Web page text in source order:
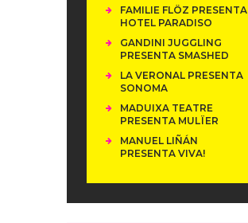
FAMILIE FLÖZ PRESENTA
HOTEL PARADISO
GANDINI JUGGLING
PRESENTA SMASHED
LA VERONAL PRESENTA
SONOMA
MADUIXA TEATRE
PRESENTA MULÏER
MANUEL LIÑÁN
PRESENTA VIVA!